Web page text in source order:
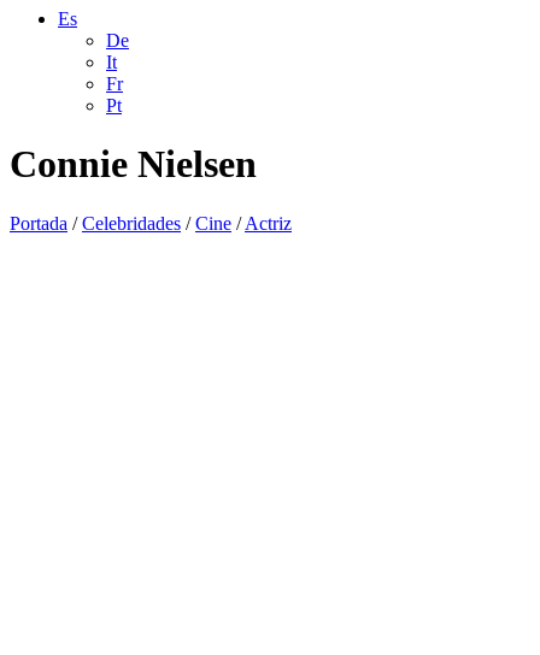
Es
De
It
Fr
Pt
Connie Nielsen
Portada /Celebridades /Cine /Actriz